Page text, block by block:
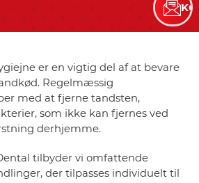
er en vigtig del af at bevare
Regelmæssig
med at fjerne tandsten,
som ikke kan fjernes ved
derhjemme.
tilbyder vi omfattende
der tilpasses individuelt til